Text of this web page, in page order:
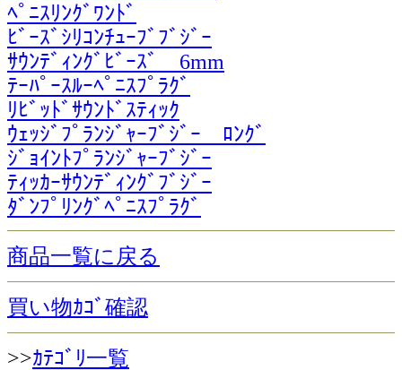
ﾍﾟﾆｽﾘﾝｸﾞﾜﾝﾄﾞ
ﾋﾞｰｽﾞｼﾘｺﾝﾁｭｰﾌﾞﾌﾞｼﾞｰ
ｻｳﾝﾃﾞｨﾝｸﾞﾋﾞｰｽﾞ 6mm
ﾃｰﾊﾟｰｽﾙｰﾍﾟﾆｽﾌﾟﾗｸﾞ
ﾘﾋﾞｯﾄﾞｻｳﾝﾄﾞｽﾃｨｯｸ
ｳｪｯｼﾞﾌﾟﾗﾝｼﾞｬｰﾌﾞｼﾞｰ ﾛﾝｸﾞ
ｼﾞｮｲﾝﾄﾌﾟﾗﾝｼﾞｬｰﾌﾞｼﾞｰ
ﾃｨｯｶｰｻｳﾝﾃﾞｨﾝｸﾞﾌﾞｼﾞｰ
ﾀﾞﾝﾌﾟﾘﾝｸﾞﾍﾟﾆｽﾌﾟﾗｸﾞ
商品一覧に戻る
買い物ｶｺﾞ確認
>>ｶﾃｺﾞﾘ一覧